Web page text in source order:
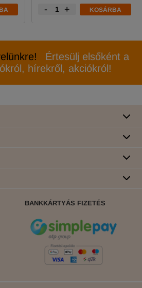
- + KOSÁRBA
Értesülj elsőként a
hírekről, akciókról!
BANKKÁRTYÁS FIZETÉS